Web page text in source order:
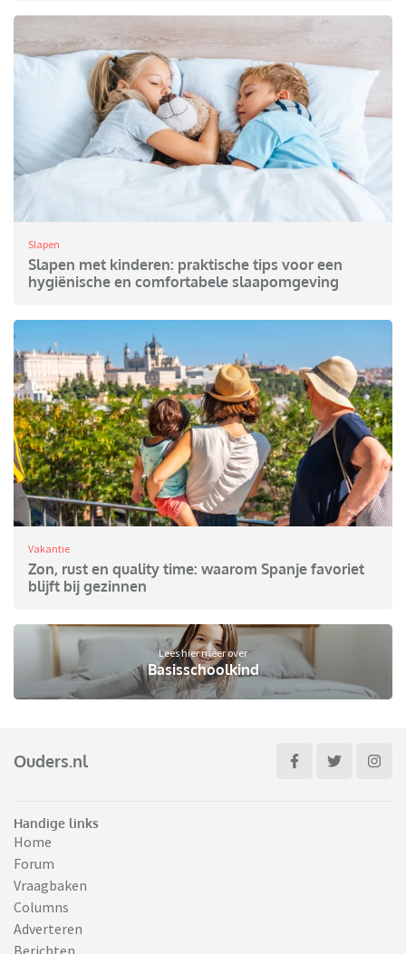
Slapen
Slapen met kinderen: praktische tips voor een
hygiënische en comfortabele slaapomgeving
Vakantie
Zon, rust en quality time: waarom Spanje favoriet
blijft bij gezinnen
Lees hier meer over
Basisschoolkind
Ouders.nl
Handige links
Home
Forum
Vraagbaken
Columns
Adverteren